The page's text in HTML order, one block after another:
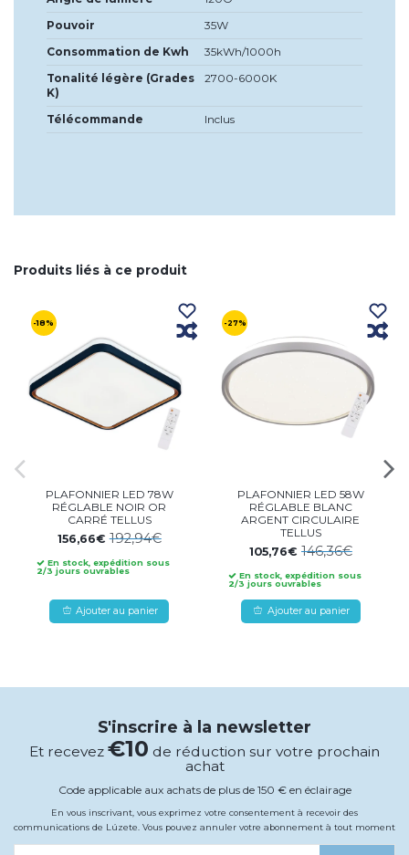
Pouvoir
35W
Consommation de Kwh
35kWh/1000h
Tonalité légère (Grades
K)
2700-6000K
Télécommande Inclus
Produits liés à ce produit
-18%
PLAFONNIER LED 78W
RÉGLABLE NOIR OR
CARRÉ TELLUS
156,66€192,94€
En stock, expédition sous
2/3 jours ouvrables
Ajouter au panier
-27%
PLAFONNIER LED 58W
RÉGLABLE BLANC
ARGENT CIRCULAIRE
TELLUS
105,76€ 146,36€
En stock, expédition sous
2/3 jours ouvrables
Ajouter au panier
S'inscrire à la newsletter
Et recevez €10 de réduction sur votre prochain
achat
Code applicable aux achats de plus de 150 € en éclairage
En vous inscrivant, vous exprimez votre consentement à recevoir des
communications de Lúzete. Vous pouvez annuler votre abonnement à tout moment